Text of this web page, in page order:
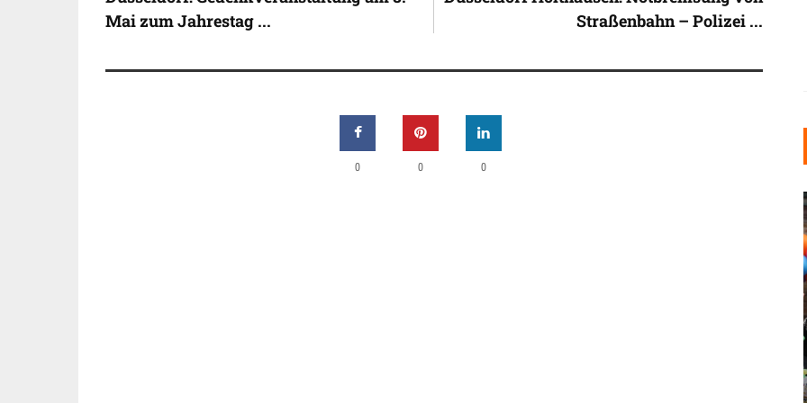
Mai zum Jahrestag ...
Straßenbahn – Polizei ...
0 0 0